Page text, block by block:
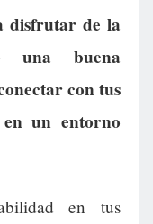
disfrutar de la
una buena
con tus
un entorno
en tus